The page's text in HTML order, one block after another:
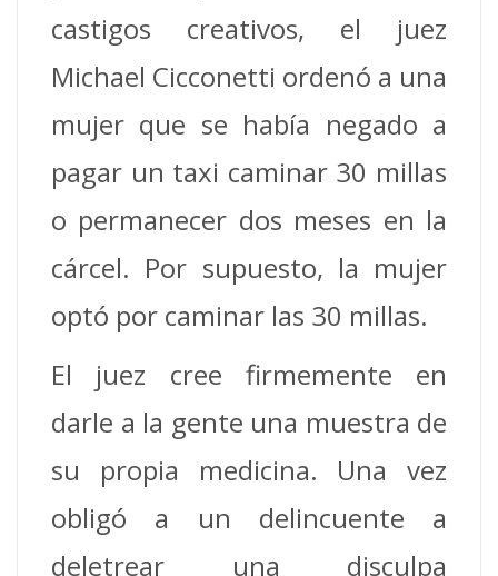
castigos creativos, el juez
Michael Cicconetti ordenó a una
mujer que se había negado a
pagar un taxi caminar 30 millas
o permanecer dos meses en la
cárcel. Por supuesto, la mujer
optó por caminar las 30 millas.
El juez cree firmemente en
darle a la gente una muestra de
su propia medicina. Una vez
obligó a un delincuente a
deletrear una disculpa